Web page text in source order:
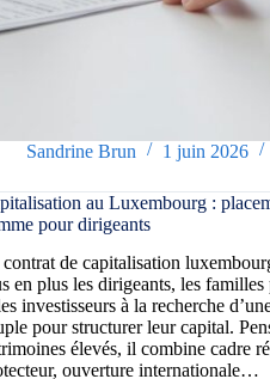
Sandrine Brun 1 juin 2026
au Luxembourg :
pour dirigeants
de capitalisation
en plus les dirigeants, les familles
investisseurs à la recherche
pour structurer leur capital.
élevés, il combine cadre
ouverture internationale…